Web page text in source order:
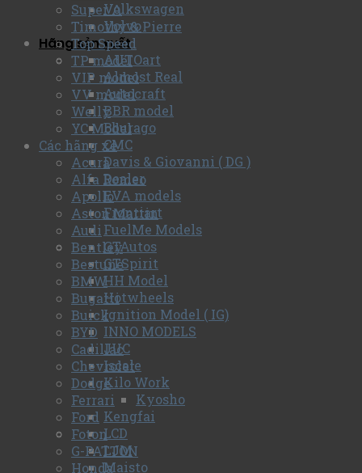
Volkswagen
Volvo
Hãng sản xuất
AUTOart
Almost Real
Autocraft
BBR model
Bburago
CMC
Davis & Giovanni ( DG )
Dealer
EVA models
Frontiart
FuelMe Models
GTAutos
GTSpirit
HH Model
Hotwheels
Ignition Model ( IG)
INNO MODELS
JUC
Iscale
Kilo Work
Kyosho
Kengfai
LCD
LJM
Maisto
Super A
Timothy & Pierre
Top Speed
TP model
VIP model
VV model
Welly
YC Model
Các hãng xe
Acura
Alfa Romeo
Apollo
Aston Martin
Audi
Bentley
Bestune
BMW
Bugatti
Buick
BYD
Cadillac
Chevrolet
Dodge
Ferrari
Ford
Foton
G-PATTON
Honda